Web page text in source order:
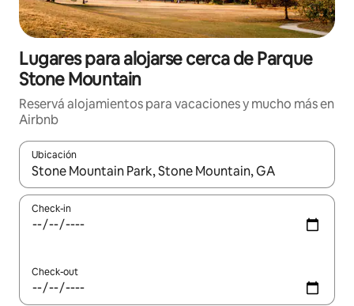
Lugares para alojarse cerca de Parque
Stone Mountain
Reservá alojamientos para vacaciones y mucho más en
Airbnb
Ubicación
Cuando los resultados estén disponibles, navegá con las
Check-in
Check-out